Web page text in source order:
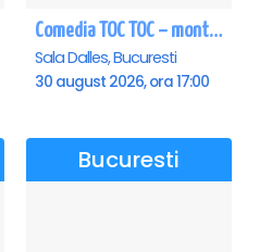
Comedia TOC TOC – montarea originală
Sala Dalles, Bucuresti
30 august 2026, ora 17:00
Bucuresti